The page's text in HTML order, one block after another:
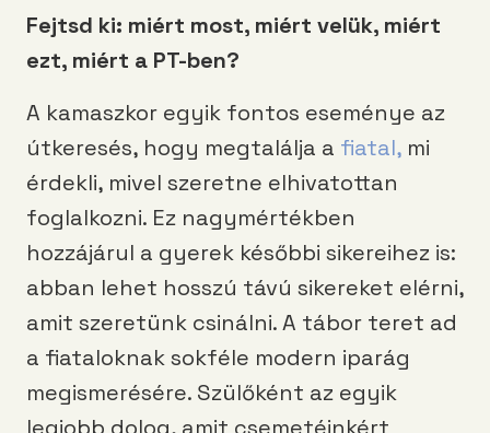
Fejtsd ki: miért most, miért velük, miért
ezt, miért a PT-ben?
A kamaszkor egyik fontos eseménye az
útkeresés, hogy megtalálja a fiatal, mi
érdekli, mivel szeretne elhivatottan
foglalkozni. Ez nagymértékben
hozzájárul a gyerek későbbi sikereihez is:
abban lehet hosszú távú sikereket elérni,
amit szeretünk csinálni. A tábor teret ad
a fiataloknak sokféle modern iparág
megismerésére. Szülőként az egyik
legjobb dolog, amit csemetéinkért